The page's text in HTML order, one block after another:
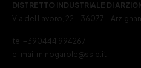
DISTRETTO INDUSTRIALE DI
Via del Lavoro, 22 – 36077 –
tel +390444 994267
e-mail m.nogarole@ssip.it